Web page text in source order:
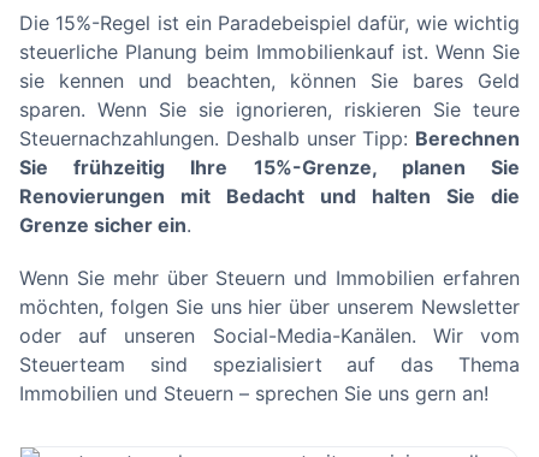
Die 15%-Regel ist ein Paradebeispiel dafür, wie wichtig
steuerliche Planung beim Immobilienkauf ist. Wenn Sie
sie kennen und beachten, können Sie bares Geld
sparen. Wenn Sie sie ignorieren, riskieren Sie teure
Steuernachzahlungen. Deshalb unser Tipp: Berechnen
Sie frühzeitig Ihre 15%-Grenze, planen Sie
Renovierungen mit Bedacht und halten Sie die
Grenze sicher ein.
Wenn Sie mehr über Steuern und Immobilien erfahren
möchten, folgen Sie uns hier über unserem Newsletter
oder auf unseren Social-Media-Kanälen. Wir vom
Steuerteam sind spezialisiert auf das Thema
Immobilien und Steuern – sprechen Sie uns gern an!